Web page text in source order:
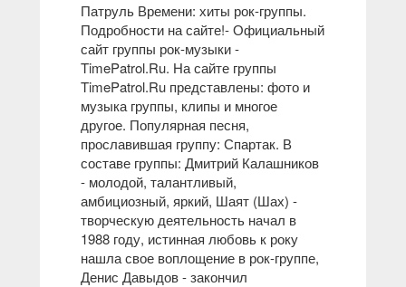
Патруль Времени: хиты рок-группы.
Подробности на сайте!- Официальный
сайт группы рок-музыки -
TimePatrol.Ru. На сайте группы
TimePatrol.Ru представлены: фото и
музыка группы, клипы и многое
другое. Популярная песня,
прославившая группу: Спартак. В
составе группы: Дмитрий Калашников
- молодой, талантливый,
амбициозный, яркий, Шаят (Шах) -
творческую деятельность начал в
1988 году, истинная любовь к року
нашла свое воплощение в рок-группе,
Денис Давыдов - закончил